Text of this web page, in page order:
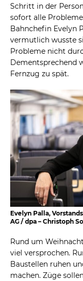
Schritt in der
sofort alle
Bahnchefin Evelyn
vermutlich wusste
Probleme nicht
Dementsprechend
Fernzug zu spät.
Evelyn Palla,
AG / dpa – Christoph
Rund um
viel versprochen.
Baustellen ruhen
machen. Züge